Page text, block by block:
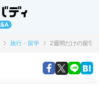
旅行・留学 2週間だけの留学